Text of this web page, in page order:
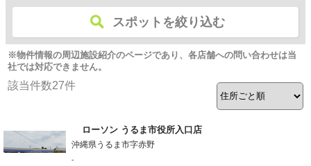
スポットを絞り込む
※物件情報の周辺施設紹介のページであり、各店舗への問い合わせは当
社では対応できません。
該当件数27件
ローソン うるま市役所入口店
沖縄県うるま市字赤野
-